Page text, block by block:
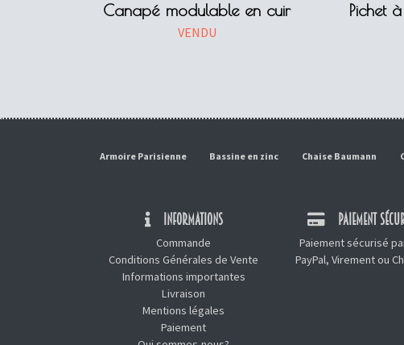
Canapé modulable en cuir
VENDU
Pichet
Armoire Parisienne Bassine en zinc Chaise Baumann
INFORMATIONS
Commande
Conditions Générales de Vente
Informations importantes
Livraison
Mentions légales
Paiement
PAIEMENT
Paiement sécurisé
PayPal, Virement ou